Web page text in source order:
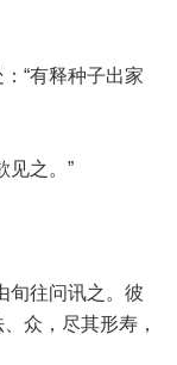
“有释种子出家
见之。”
旬往问讯之。彼
众，尽其形寿，